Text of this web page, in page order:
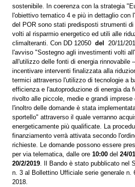
sostenibile. In coerenza con la strategia
l'obiettivo tematico 4 e più in dettaglio con
del POR sono stati predisposti strumenti
volti al risparmio energetico ed utili alle
climalteranti. Con DD 12050 del 20/11/
l'avviso "Sostegno agli investimenti volti
all'utilizzo delle fonti di energia rinnovabile
incentivare interventi finalizzata alla
termici attraverso l'utilizzo di tecnologie a
efficienza e l'autoproduzione di energia da
rivolto alle piccole, medie e grandi imprese
l'inoltro delle domande è stata
sportello" attraverso il quale verranno
energeticamente più qualificate. La
finanziamento verrà attivata secondo
richieste. Le domande possono essere
per via telematica, dalle ore 10:00 del 24/
20/2/2019. Il Bando è stato pubblicato nel
n. 3 al Bollettino Ufficiale serie generale n.
2018.